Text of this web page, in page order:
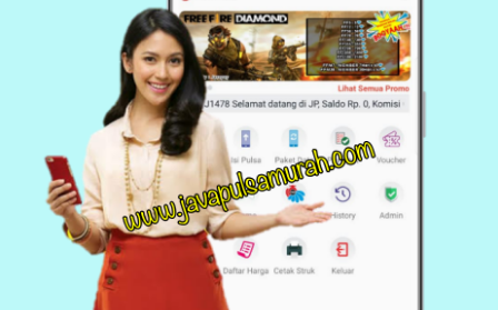
BANK DEPOSIT
200 980 5555
Imam Ghozali
143 0011 378 617
Imam Ghozali